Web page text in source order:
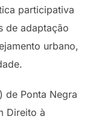
participativa
de adaptação
urbano,
de Ponta Negra
Direito à